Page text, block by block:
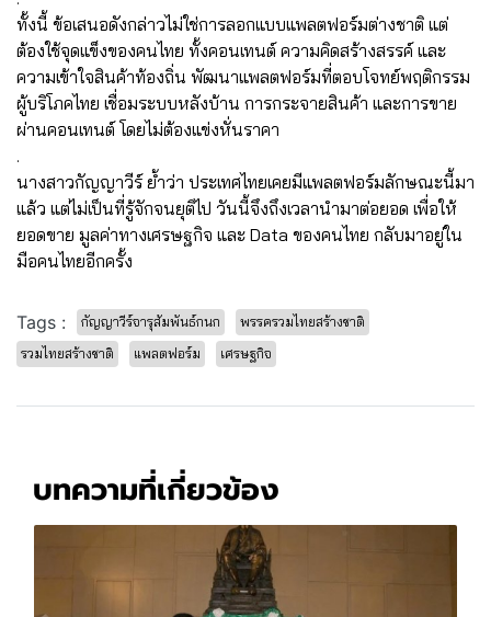
ทั้งนี้ ข้อเสนอดังกล่าวไม่ใช่การลอกแบบแพลตฟอร์มต่างชาติ แต่
ต้องใช้จุดแข็งของคนไทย ทั้งคอนเทนต์ ความคิดสร้างสรรค์ และ
ความเข้าใจสินค้าท้องถิ่น พัฒนาแพลตฟอร์มที่ตอบโจทย์พฤติกรรม
ผู้บริโภคไทย เชื่อมระบบหลังบ้าน การกระจายสินค้า และการขาย
ผ่านคอนเทนต์ โดยไม่ต้องแข่งหั่นราคา
.
นางสาวกัญญาวีร์ ย้ำว่า ประเทศไทยเคยมีแพลตฟอร์มลักษณะนี้มา
แล้ว แต่ไม่เป็นที่รู้จักจนยุติไป วันนี้จึงถึงเวลานำมาต่อยอด เพื่อให้
ยอดขาย มูลค่าทางเศรษฐกิจ และ Data ของคนไทย กลับมาอยู่ใน
มือคนไทยอีกครั้ง
Tags : กัญญาวีร์จารุสัมพันธ์กนก
พรรครวมไทยสร้างชาติ
รวมไทยสร้างชาติ
แพลตฟอร์ม เศรษฐกิจ
บทความที่เกี่ยวข้อง